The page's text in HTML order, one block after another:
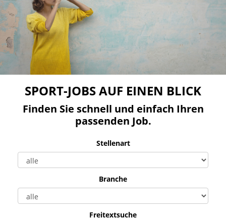
SPORT-JOBS AUF EINEN BLICK
Finden Sie schnell und einfach Ihren
passenden Job.
Stellenart
Branche
Freitextsuche